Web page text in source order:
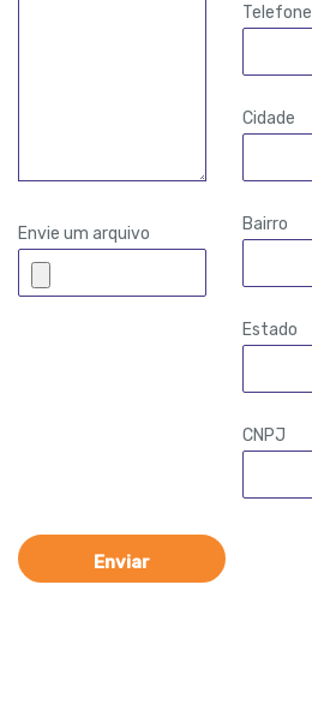
Envie um arquivo
Telefone
Cidade
Bairro
Estado
CNPJ